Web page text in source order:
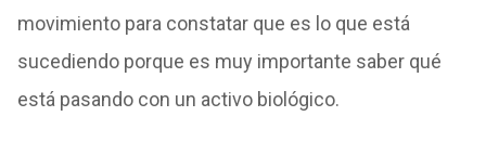
movimiento para constatar que es lo que está
sucediendo porque es muy importante saber qué
está pasando con un activo biológico.